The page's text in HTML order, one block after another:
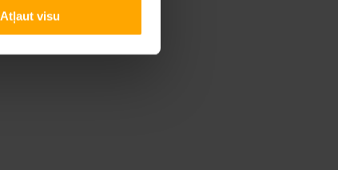
Atļaut visu